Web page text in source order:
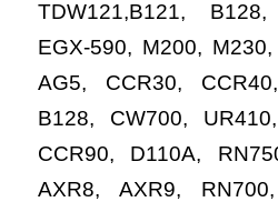
TDW121,B121,
EGX-590, M200,
AG5, CCR30,
B128, CW700,
CCR90, D110A,
AXR8, AXR9,